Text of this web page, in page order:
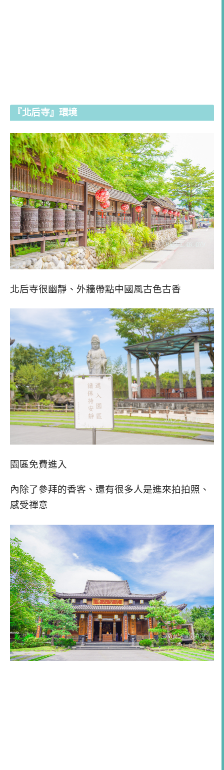
『北后寺』環境
北后寺很幽靜、外牆帶點中國風古色古香
園區免費進入
內除了參拜的香客、還有很多人是進來拍拍照、
感受禪意